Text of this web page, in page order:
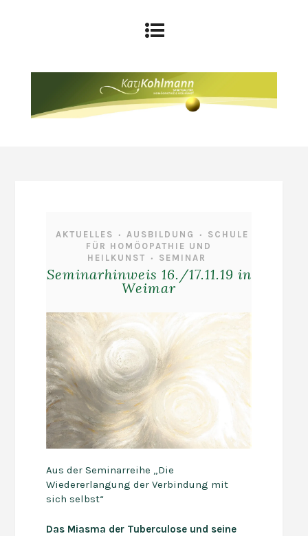
AKTUELLES • AUSBILDUNG •
SCHULE
FÜR HOMÖOPATHIE UND
HEILKUNST
• SEMINAR
Seminarhinweis 16./17.11.19 in
Weimar
Aus der Seminarreihe „Die
Wiedererlangung der Verbindung mit
sich selbst“
Das Miasma der Tuberculose und seine